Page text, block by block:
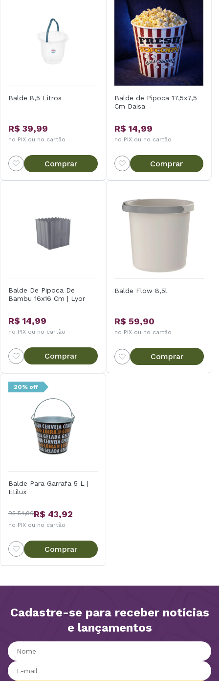
Balde 8,5 Litros
R$ 39,99
no PIX ou no cartão
Comprar
Balde de Pipoca 17,5x7,5
Cm Daisa
R$ 14,99
no PIX ou no cartão
Comprar
Balde De Pipoca De
Bambu 16x16 Cm | Lyor
R$ 14,99
no PIX ou no cartão
Comprar
Balde Flow 8,5l
R$ 59,90
no PIX ou no cartão
Comprar
20% off
Balde Para Garrafa 5 L |
Etilux
R$ 54,90R$ 43,92
no PIX ou no cartão
Comprar
Cadastre-se para receber notícias
e lançamentos